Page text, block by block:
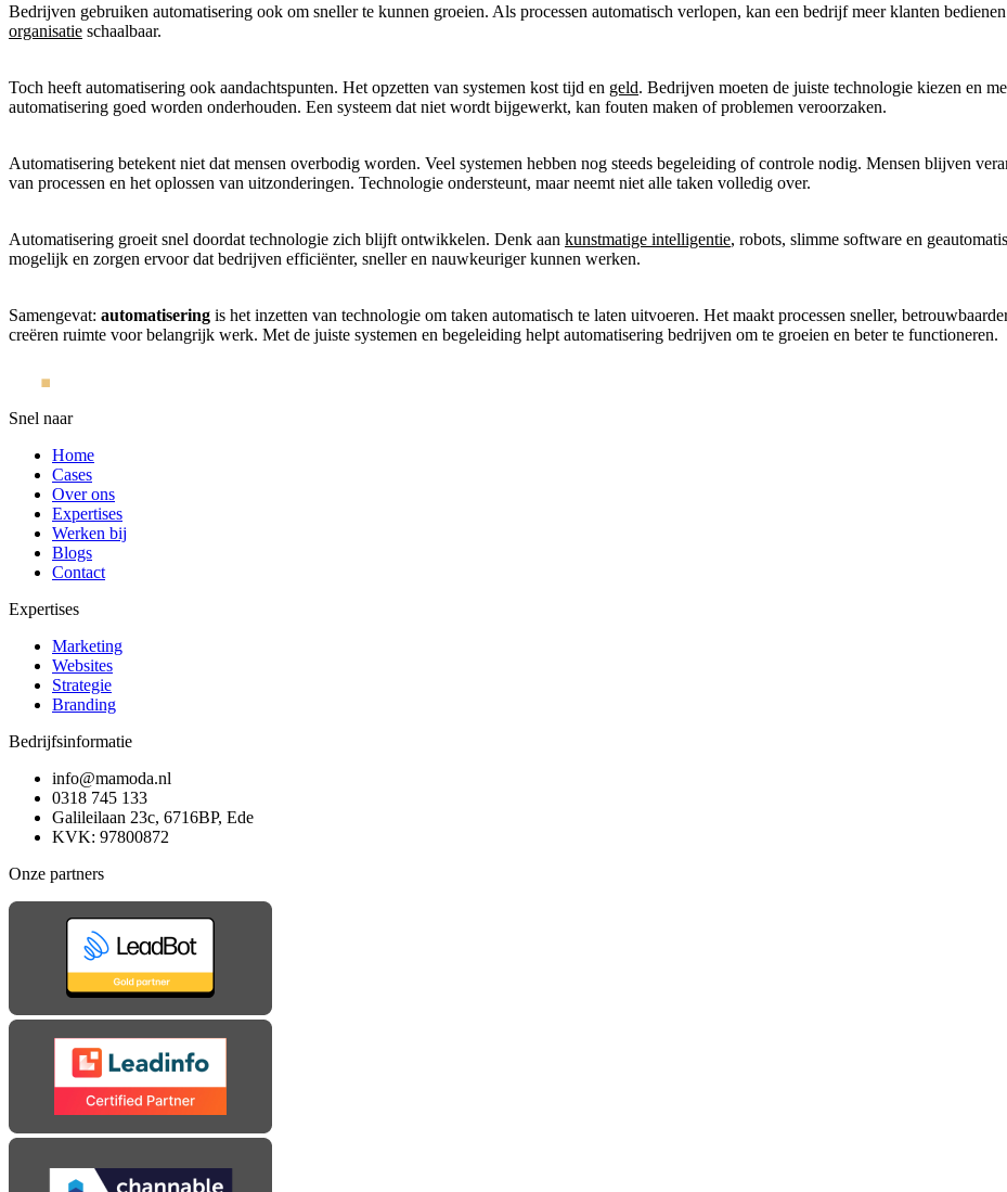
Bedrijven gebruiken automatisering ook om sneller te kunnen groeien. Als processen automatisch verlopen, kan een bedrijf meer klanten
organisatie schaalbaar.
Toch heeft automatisering ook aandachtspunten. Het opzetten van systemen kost tijd en geld. Bedrijven moeten de juiste technologie kiezen en
automatisering goed worden onderhouden. Een systeem dat niet wordt bijgewerkt, kan fouten maken of problemen veroorzaken.
Automatisering betekent niet dat mensen overbodig worden. Veel systemen hebben nog steeds begeleiding of controle nodig. Mensen blijven
van processen en het oplossen van uitzonderingen. Technologie ondersteunt, maar neemt niet alle taken volledig over.
Automatisering groeit snel doordat technologie zich blijft ontwikkelen. Denk aan kunstmatige intelligentie, robots, slimme software en
mogelijk en zorgen ervoor dat bedrijven efficiënter, sneller en nauwkeuriger kunnen werken.
Samengevat: automatisering is het inzetten van technologie om taken automatisch te laten uitvoeren. Het maakt processen sneller,
creëren ruimte voor belangrijk werk. Met de juiste systemen en begeleiding helpt automatisering bedrijven om te groeien en beter te functioneren.
Snel naar
Home
Cases
Over ons
Expertises
Werken bij
Blogs
Contact
Expertises
Marketing
Websites
Strategie
Branding
Bedrijfsinformatie
info@mamoda.nl
0318 745 133
Galileilaan 23c, 6716BP, Ede
KVK: 97800872
Onze partners